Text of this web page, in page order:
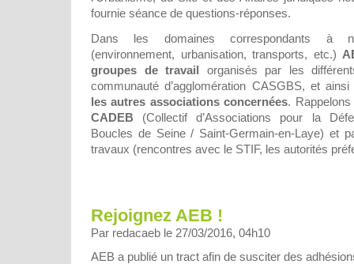
fournie séance de questions-réponses.
Dans les domaines correspondants à
(environnement, urbanisation, transports, etc.)
groupes de travail organisés par les
communauté d’agglomération CASGBS, et
les autres associations concernées. Rappelons
CADEB (Collectif d’Associations pour la
Boucles de Seine / Saint-Germain-en-Laye) et
travaux (rencontres avec le STIF, les autorités
Rejoignez AEB !
Par redacaeb le 27/03/2016, 04h10
AEB a publié un tract afin de susciter des